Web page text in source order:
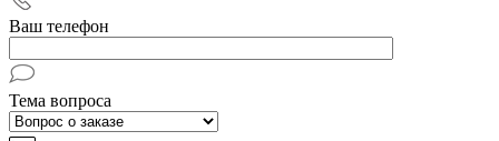
Ваш телефон
Тема вопроса